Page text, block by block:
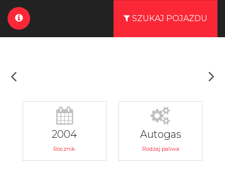
SZUKAJ POJAZDU
2004
Rocznik
Autogas
Rodzaj paliwa